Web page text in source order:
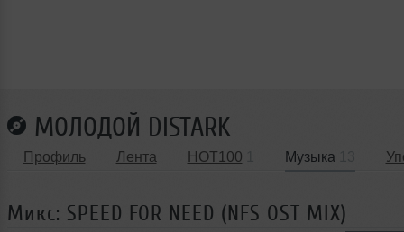
МОЛОДОЙ DISTARK
Профиль Лента HOT100 Музыка
Микс: SPEED FOR NEED (NFS OST MIX)